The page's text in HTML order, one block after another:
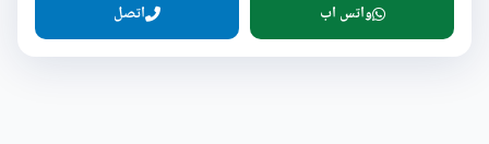
واتس اب اتصل